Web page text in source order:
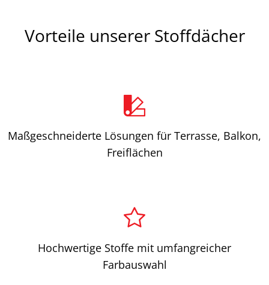
Vorteile unserer Stoffdächer
Maßgeschneiderte Lösungen für Terrasse, Balkon,
Freiflächen
Hochwertige Stoffe mit umfangreicher
Farbauswahl